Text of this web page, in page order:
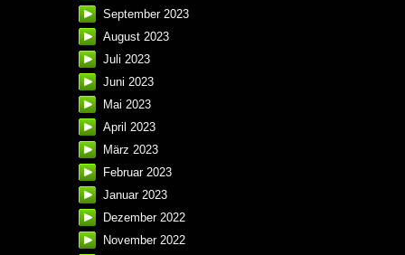
September 2023
August 2023
Juli 2023
Juni 2023
Mai 2023
April 2023
März 2023
Februar 2023
Januar 2023
Dezember 2022
November 2022